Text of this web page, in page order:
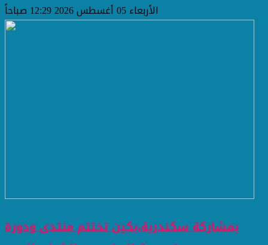
الأربعاء 05 أغسطس 2026 12:29 صباحاً
بمشاركة سكندرية،بكين تختتم منتدى ودورة